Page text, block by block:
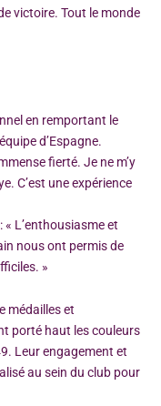
victoire. Tout le monde
en remportant le
d’Espagne.
fierté. Je ne m’y
C’est une expérience
« L’enthousiasme et
nous ont permis de
»
médailles et
porté haut les couleurs
Leur engagement et
au sein du club pour